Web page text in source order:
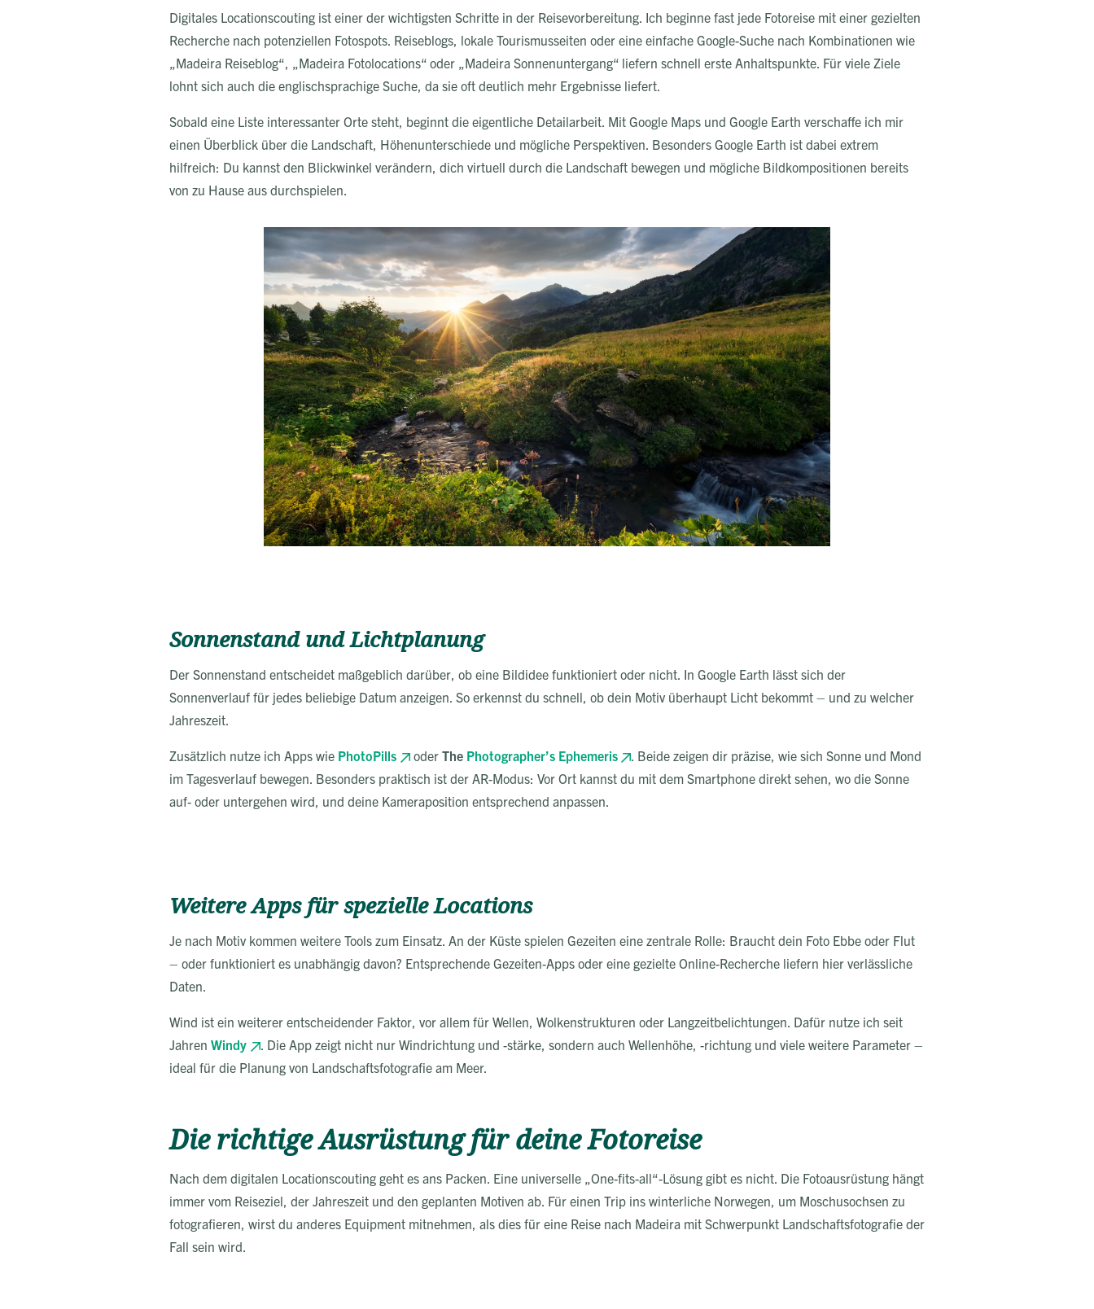
Digitales Locationscouting ist einer der wichtigsten Schritte in der Reisevorbereitung. Ich beginne fast jede Fotoreise mit einer gezielten
Recherche nach potenziellen Fotospots. Reiseblogs, lokale Tourismusseiten oder eine einfache Google-Suche nach Kombinationen wie
„Madeira Reiseblog“, „Madeira Fotolocations“ oder „Madeira Sonnenuntergang“ liefern schnell erste Anhaltspunkte. Für viele Ziele
lohnt sich auch die englischsprachige Suche, da sie oft deutlich mehr Ergebnisse liefert.
Sobald eine Liste interessanter Orte steht, beginnt die eigentliche Detailarbeit. Mit Google Maps und Google Earth verschaffe ich mir
einen Überblick über die Landschaft, Höhenunterschiede und mögliche Perspektiven. Besonders Google Earth ist dabei extrem
hilfreich: Du kannst den Blickwinkel verändern, dich virtuell durch die Landschaft bewegen und mögliche Bildkompositionen bereits
von zu Hause aus durchspielen.
Sonnenstand und Lichtplanung
Der Sonnenstand entscheidet maßgeblich darüber, ob eine Bildidee funktioniert oder nicht. In Google Earth lässt sich der
Sonnenverlauf für jedes beliebige Datum anzeigen. So erkennst du schnell, ob dein Motiv überhaupt Licht bekommt – und zu welcher
Jahreszeit.
Zusätzlich nutze ich Apps wie PhotoPills oder ThePhotographer’s Ephemeris
. Beide zeigen dir präzise, wie sich Sonne und Mond
im Tagesverlauf bewegen. Besonders praktisch ist der AR-Modus: Vor Ort kannst du mit dem Smartphone direkt sehen, wo die Sonne
auf- oder untergehen wird, und deine Kameraposition entsprechend anpassen.
Weitere Apps für spezielle Locations
Je nach Motiv kommen weitere Tools zum Einsatz. An der Küste spielen Gezeiten eine zentrale Rolle: Braucht dein Foto Ebbe oder Flut
– oder funktioniert es unabhängig davon? Entsprechende Gezeiten-Apps oder eine gezielte Online-Recherche liefern hier verlässliche
Daten.
Wind ist ein weiterer entscheidender Faktor, vor allem für Wellen, Wolkenstrukturen oder Langzeitbelichtungen. Dafür nutze ich seit
Jahren Windy
. Die App zeigt nicht nur Windrichtung und -stärke, sondern auch Wellenhöhe, -richtung und viele weitere Parameter –
ideal für die Planung von Landschaftsfotografie am Meer.
Die richtige Ausrüstung für deine Fotoreise
Nach dem digitalen Locationscouting geht es ans Packen. Eine universelle „One-fits-all“-Lösung gibt es nicht. Die Fotoausrüstung hängt
immer vom Reiseziel, der Jahreszeit und den geplanten Motiven ab. Für einen Trip ins winterliche Norwegen, um Moschusochsen zu
fotografieren, wirst du anderes Equipment mitnehmen, als dies für eine Reise nach Madeira mit Schwerpunkt Landschaftsfotografie der
Fall sein wird.